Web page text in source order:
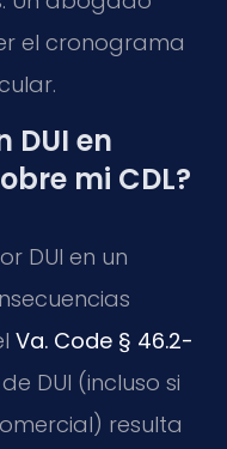
el cronograma
DUI en
mi CDL?
DUI en un
Va. Code § 46.2-
DUI (incluso si
resulta